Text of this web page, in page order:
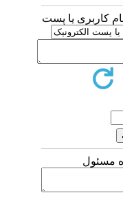
کاربری یا پست
مسئول